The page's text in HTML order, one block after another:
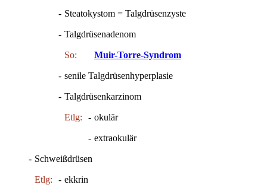
- Steatokystom = Talgdrüsenzyste
- Talgdrüsenadenom
So: Muir-Torre-Syndrom
- senile Talgdrüsenhyperplasie
- Talgdrüsenkarzinom
Etlg: - okulär
- extraokulär
- Schweißdrüsen
Etlg: - ekkrin